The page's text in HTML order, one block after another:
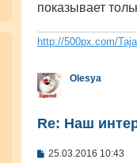
и
показывает
http://500px.com/
Olesya
Re: Наш
С
25.03.2016 10:43